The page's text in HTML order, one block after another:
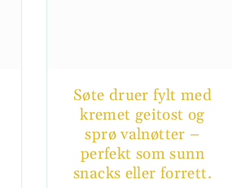
Søte druer fylt med
kremet geitost og
sprø valnøtter –
perfekt som sunn
snacks eller forrett.